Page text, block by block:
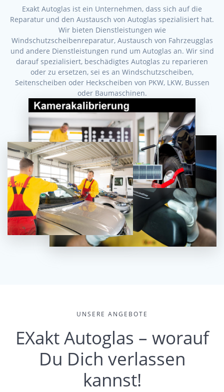
Exakt Autoglas ist ein Unternehmen, dass sich auf die
Reparatur und den Austausch von Autoglas spezialisiert hat.
Wir bieten Dienstleistungen wie
Windschutzscheibenreparatur, Austausch von Fahrzeugglas
und andere Dienstleistungen rund um Autoglas an. Wir sind
darauf spezialisiert, beschädigtes Autoglas zu reparieren
oder zu ersetzen, sei es an Windschutzscheiben,
Seitenscheiben oder Heckscheiben von PKW, LKW, Bussen
oder Baumaschinen.
UNSERE ANGEBOTE
EXakt Autoglas – worauf
Du Dich verlassen
kannst!